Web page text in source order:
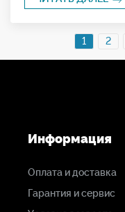
1 2
Информация
Оплата и доставка
Гарантия и сервис